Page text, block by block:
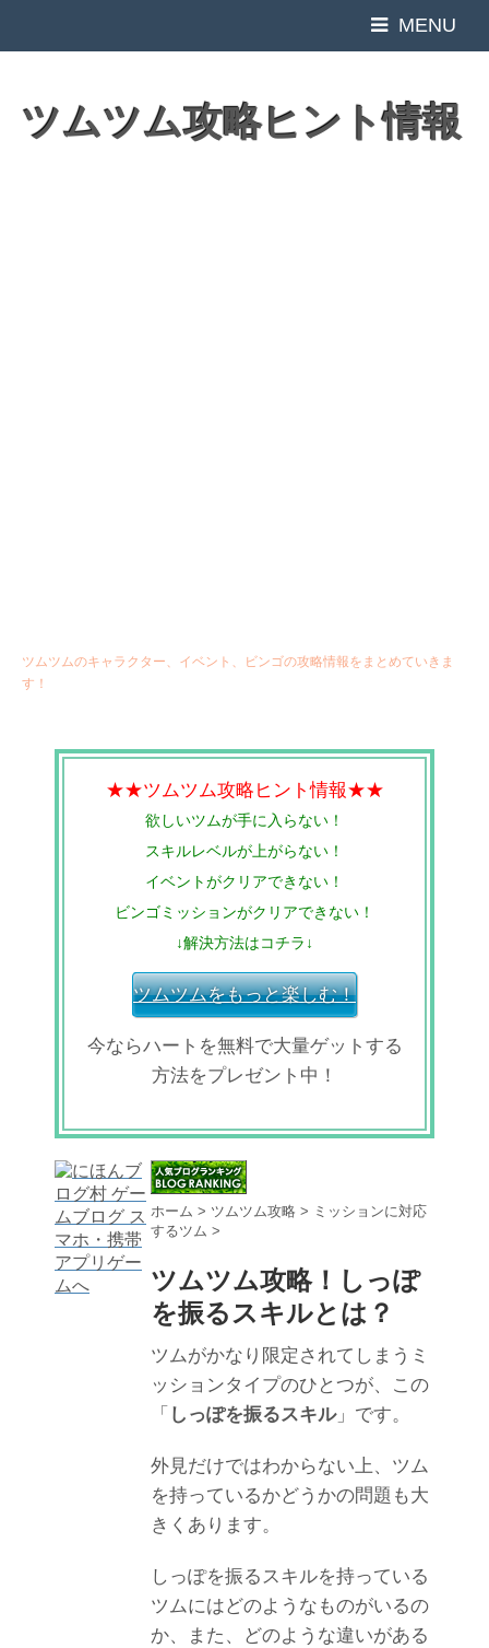
MENU
ツムツム攻略ヒント情報
ツムツムのキャラクター、イベント、ビンゴの攻略情報をまとめていきま
す！
★★ツムツム攻略ヒント情報★★
欲しいツムが手に入らない！
スキルレベルが上がらない！
イベントがクリアできない！
ビンゴミッションがクリアできない！
↓解決方法はコチラ↓
ツムツムをもっと楽しむ！
今ならハートを無料で大量ゲットする
方法をプレゼント中！
ホーム > ツムツム攻略 > ミッションに対応
するツム >
ツムツム攻略！しっぽ
を振るスキルとは？
ツムがかなり限定されてしまうミ
ッションタイプのひとつが、この
「 しっぽを振るスキル」です。
外見だけではわからない上、ツム
を持っているかどうかの問題も大
きくあります。
しっぽを振るスキルを持っている
ツムにはどのようなものがいるの
か、また、どのような違いがある